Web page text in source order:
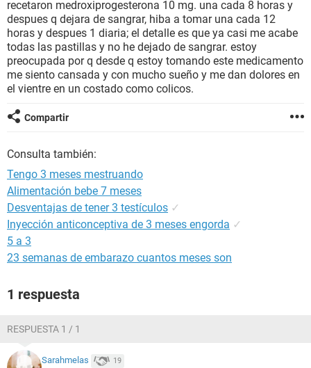
GLOSARIO
recetaron medroxiprogesterona 10 mg. una cada 8 horas y
despues q dejara de sangrar, hiba a tomar una cada 12
horas y despues 1 diaria; el detalle es que ya casi me acabe
todas las pastillas y no he dejado de sangrar. estoy
preocupada por q desde q estoy tomando este medicamento
me siento cansada y con mucho sueño y me dan dolores en
el vientre en un costado como colicos.
Compartir
Consulta también:
Tengo 3 meses mestruando
Alimentación bebe 7 meses
Desventajas de tener 3 testículos ✓
Inyección anticonceptiva de 3 meses engorda ✓
5 a 3
23 semanas de embarazo cuantos meses son
1 respuesta
RESPUESTA 1 / 1
Sarahmelas 19